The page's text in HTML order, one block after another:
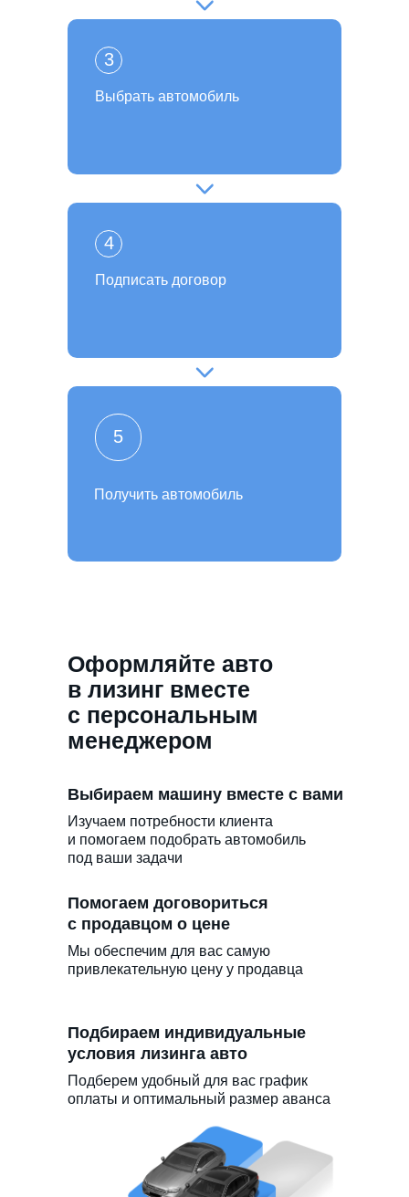
Получить автомобиль
5
Подписать договор
4
Выбрать автомобиль
3
Подбираем индивидуальные
условия лизинга авто
Подберем удобный для вас график
оплаты и оптимальный размер аванса
Помогаем договориться
с продавцом о цене
Мы обеспечим для вас самую
привлекательную цену у продавца
Выбираем машину вместе с вами
Изучаем потребности клиента
и помогаем подобрать автомобиль
под ваши задачи
Оформляйте авто
в лизинг вместе
с персональным
менеджером